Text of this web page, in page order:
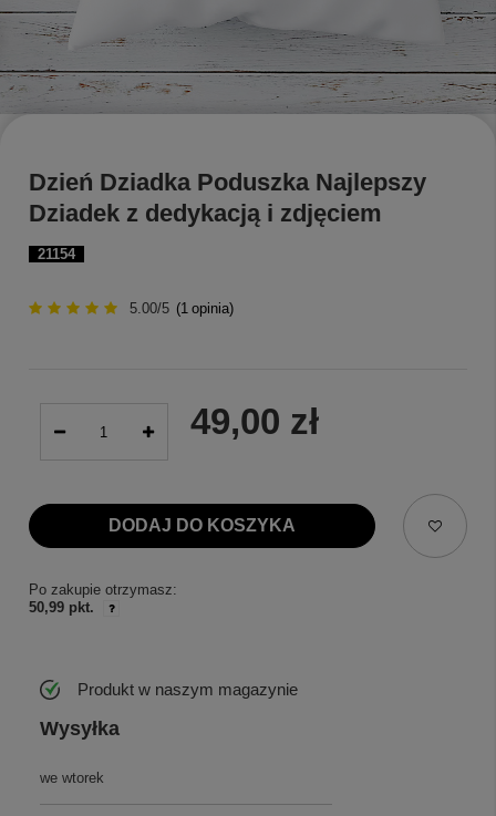
21154
Dzień Dziadka Poduszka Najlepszy
Dziadek z dedykacją i zdjęciem
5.00/5 (1 opinia)
49,00 zł
DODAJ DO KOSZYKA
Po zakupie otrzymasz:
50,99 pkt.
Produkt w naszym magazynie
Wysyłka
we wtorek